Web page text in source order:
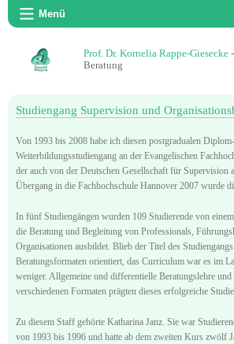
Menü
Prof. Dr. Kornelia Rappe-Giesecke
Beratung
Studiengang Supervision und
Von 1993 bis 2008 habe ich diesen postgradualen
Weiterbildungsstudiengang an der Evangelischen
der auch von der Deutschen Gesellschaft für Supervision
Übergang in die Fachhochschule Hannover 2007 wurde
In fünf Studiengängen wurden 109 Studierende von
die Beratung und Begleitung von Professionals,
Organisationen ausbildet. Blieb der Titel des Studiengangs
Beratungsformaten orientiert, das Curriculum war es im
weniger. Allgemeine und differentielle Beratungslehre
verschiedenen Formaten prägten dieses erfolgreiche
Zu diesem Staff gehörte Katharina Janz. Sie war
von 1993 bis 1996 und hatte ab dem zweiten Kurs zwölf